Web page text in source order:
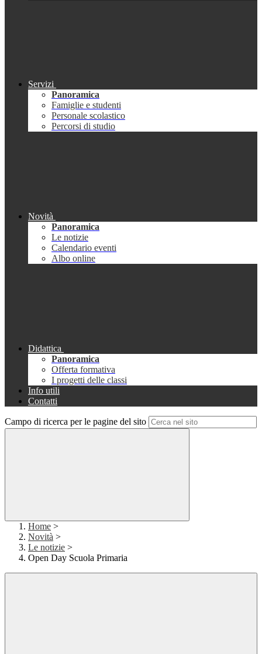
Servizi
Panoramica
Famiglie e studenti
Personale scolastico
Percorsi di studio
Novità
Panoramica
Le notizie
Calendario eventi
Albo online
Didattica
Panoramica
Offerta formativa
I progetti delle classi
Info utili
Contatti
Campo di ricerca per le pagine del sito
Home >
Novità >
Le notizie >
Open Day Scuola Primaria